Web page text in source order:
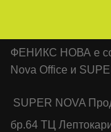
ФЕНИКС НОВА е
Nova Office и
SUPER NOVA
бр.64 ТЦ